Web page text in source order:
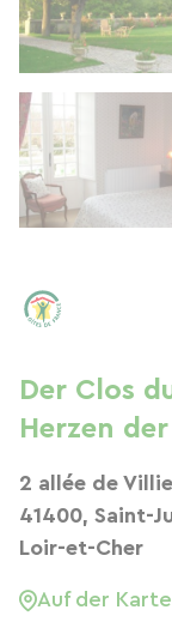
Der Clos
Herzen
2 allée de
41400, Saint-
Loir-et-Cher
Auf der